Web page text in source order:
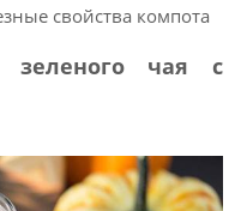
свойства компота
чая с